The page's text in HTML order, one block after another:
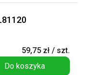
59,75 zł / szt.
Do koszyka